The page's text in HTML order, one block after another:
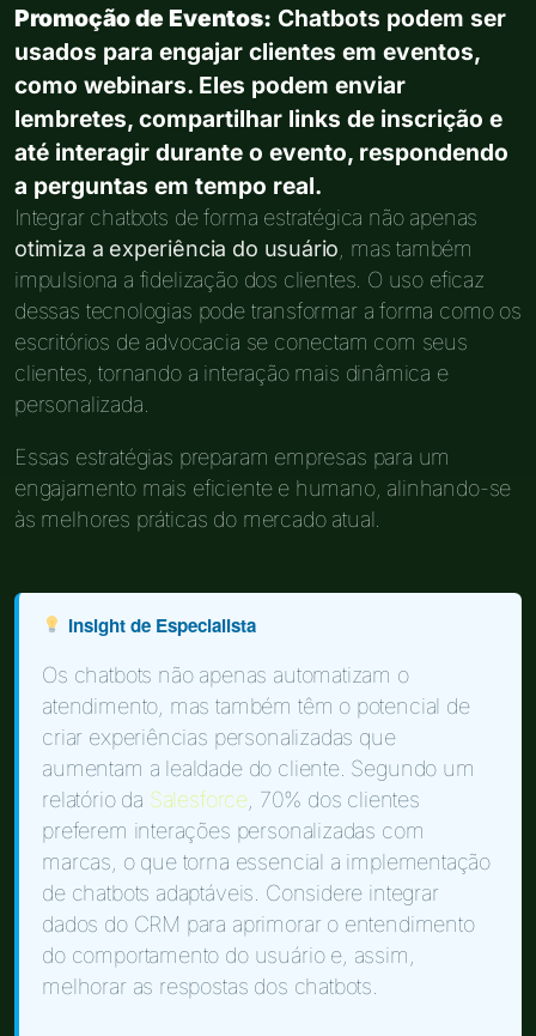
Promoção de Eventos: Chatbots podem ser
usados para engajar clientes em eventos,
como webinars. Eles podem enviar
lembretes, compartilhar links de inscrição e
até interagir durante o evento, respondendo
a perguntas em tempo real.
Integrar chatbots de forma estratégica não apenas
otimiza a experiência do usuário , mas também
impulsiona a fidelização dos clientes. O uso eficaz
dessas tecnologias pode transformar a forma como os
escritórios de advocacia se conectam com seus
clientes, tornando a interação mais dinâmica e
personalizada.
Essas estratégias preparam empresas para um
engajamento mais eficiente e humano, alinhando-se
às melhores práticas do mercado atual.
Insight de Especialista
Os chatbots não apenas automatizam o
atendimento, mas também têm o potencial de
criar experiências personalizadas que
aumentam a lealdade do cliente. Segundo um
relatório da Salesforce , 70% dos clientes
preferem interações personalizadas com
marcas, o que torna essencial a implementação
de chatbots adaptáveis. Considere integrar
dados do CRM para aprimorar o entendimento
do comportamento do usuário e, assim,
melhorar as respostas dos chatbots.